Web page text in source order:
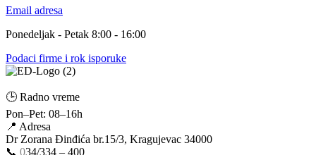
Email adresa
Ponedeljak - Petak 8:00 - 16:00
Podaci firme i rok isporuke
🕒 Radno vreme
Pon–Pet: 08–16h
📍 Adresa
Dr Zorana Đinđića br.15/3, Kragujevac 34000
📞 034/334 – 400